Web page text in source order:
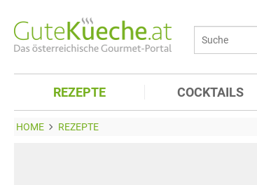
REZEPTE COCKTAILS
HOME REZEPTE